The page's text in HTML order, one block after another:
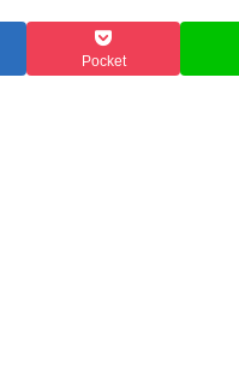
Pocket